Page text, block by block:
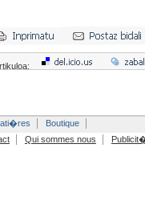
Boutique
Qui sommes nous